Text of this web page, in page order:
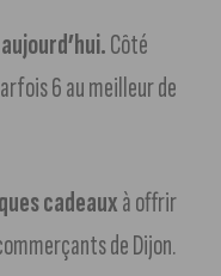
Côté
6 au meilleur de
cadeauxà offrir
de Dijon.